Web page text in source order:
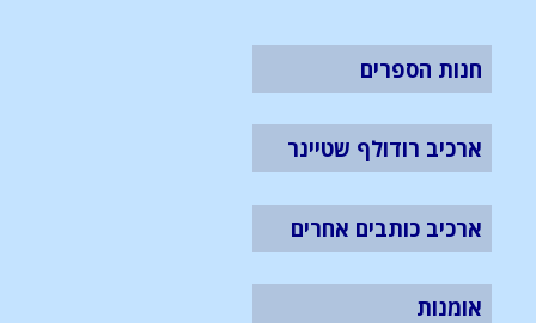
חנות הספרים
ארכיב רודולף שטיינר
ארכיב כותבים אחרים
אומנות